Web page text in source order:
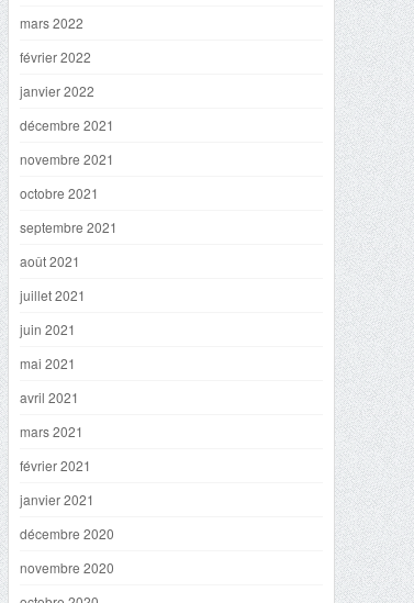
mars 2022
février 2022
janvier 2022
décembre 2021
novembre 2021
octobre 2021
septembre 2021
août 2021
juillet 2021
juin 2021
mai 2021
avril 2021
mars 2021
février 2021
janvier 2021
décembre 2020
novembre 2020